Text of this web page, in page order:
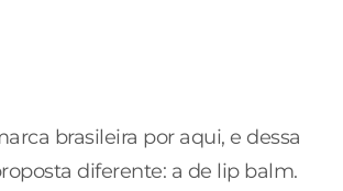
brasileira por aqui, e dessa
diferente: a de lip balm.